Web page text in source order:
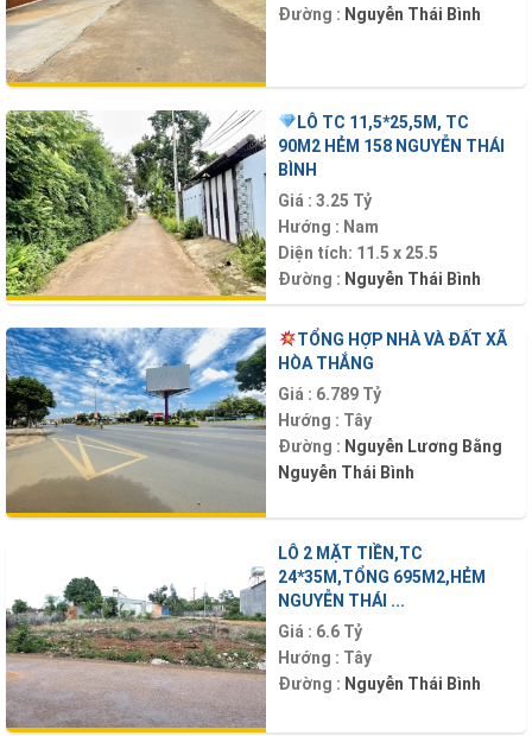
Đường : Nguyễn Thái Bình
LÔ TC 11,5*25,5M, TC
90M2 HẺM 158 NGUYỄN THÁI
BÌNH
Giá : 3.25 Tỷ
Hướng : Nam
Diện tích: 11.5 x 25.5
Đường : Nguyễn Thái Bình
TỔNG HỢP NHÀ VÀ ĐẤT XÃ
HÒA THẮNG
Giá : 6.789 Tỷ
Hướng : Tây
Đường : Nguyễn Lương Bằng
Nguyễn Thái Bình
LÔ 2 MẶT TIỀN,TC
24*35M,TỔNG 695M2,HẺM
NGUYỄN THÁI ...
Giá : 6.6 Tỷ
Hướng : Tây
Đường : Nguyễn Thái Bình